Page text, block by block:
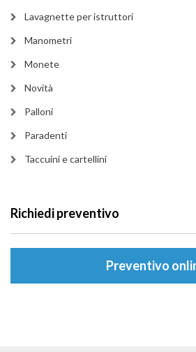
Lavagnette per istruttori
Manometri
Monete
Novità
Palloni
Paradenti
Taccuini e cartellini
Richiedi preventivo
Preventivo